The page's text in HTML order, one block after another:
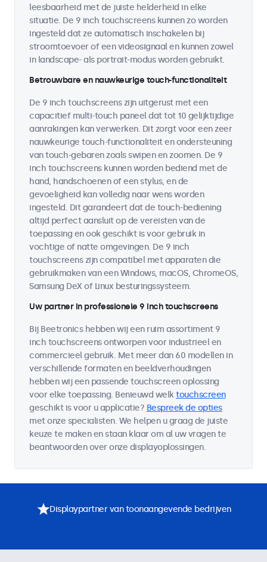
leesbaarheid met de juiste helderheid in elke
situatie. De 9 inch touchscreens kunnen zo worden
ingesteld dat ze automatisch inschakelen bij
stroomtoevoer of een videosignaal en kunnen zowel
in landscape- als portrait-modus worden gebruikt.
Betrouwbare en nauwkeurige touch-functionaliteit
De 9 inch touchscreens zijn uitgerust met een
capacitief multi-touch paneel dat tot 10 gelijktijdige
aanrakingen kan verwerken. Dit zorgt voor een zeer
nauwkeurige touch-functionaliteit en ondersteuning
van touch-gebaren zoals swipen en zoomen. De 9
inch touchscreens kunnen worden bediend met de
hand, handschoenen of een stylus, en de
gevoeligheid kan volledig naar wens worden
ingesteld. Dit garandeert dat de touch-bediening
altijd perfect aansluit op de vereisten van de
toepassing en ook geschikt is voor gebruik in
vochtige of natte omgevingen. De 9 inch
touchscreens zijn compatibel met apparaten die
gebruikmaken van een Windows, macOS, ChromeOS,
Samsung DeX of Linux besturingssysteem.
Uw partner in professionele 9 inch touchscreens
Bij Beetronics hebben wij een ruim assortiment 9
inch touchscreens ontworpen voor industrieel en
commercieel gebruik. Met meer dan 60 modellen in
verschillende formaten en beeldverhoudingen
hebben wij een passende touchscreen oplossing
voor elke toepassing. Benieuwd welktouchscreen
geschikt is voor u applicatie? Bespreek de opties
met onze specialisten. We helpen u graag de juiste
keuze te maken en staan klaar om al uw vragen te
beantwoorden over onze displayoplossingen.
Displaypartner van toonaangevende bedrijven